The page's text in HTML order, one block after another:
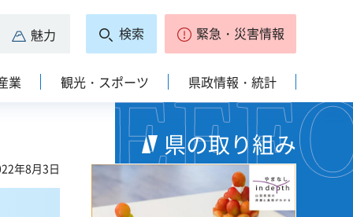
魅力 検索 緊急・災害情報
業 観光・スポーツ 県政情報・統計
年8月3日
県の取り組み